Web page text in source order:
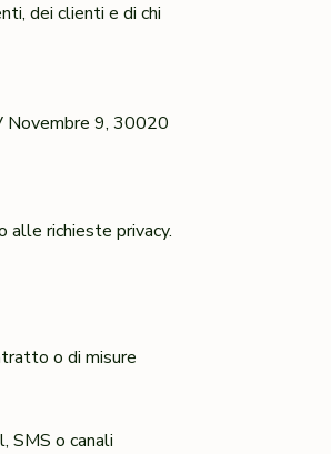
dei clienti e di chi
Novembre 9, 30020
alle richieste privacy.
o di misure
SMS o canali